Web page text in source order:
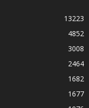
13223
4852
3008
2464
1682
1677